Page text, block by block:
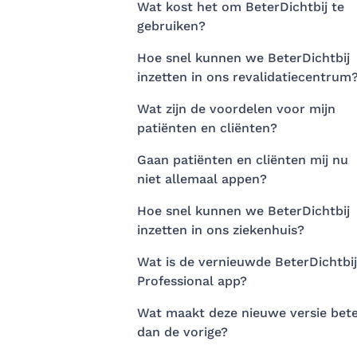
Wat kost het om BeterDichtbij te
gebruiken?
Hoe snel kunnen we BeterDichtbij
inzetten in ons
Wat zijn de voordelen voor mijn
patiënten en cliënten?
Gaan patiënten en cliënten mij nu
niet allemaal appen?
Hoe snel kunnen we BeterDichtbij
inzetten in ons ziekenhuis?
Wat is de vernieuwde BeterDichtbij
Professional app?
Wat maakt deze nieuwe versie
dan de vorige?